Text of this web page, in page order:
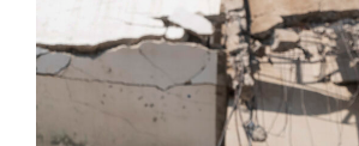
grösseres
Bild